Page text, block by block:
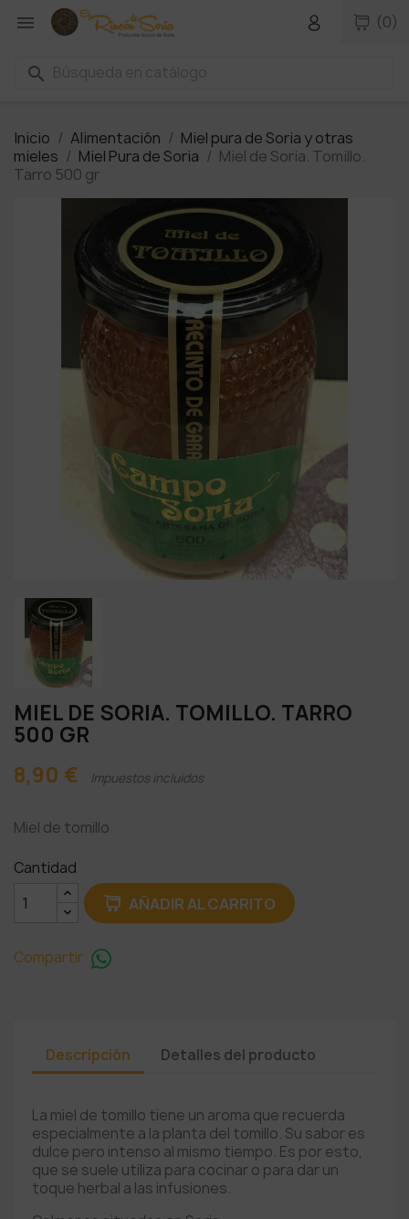
 (0)
search
Inicio Alimentación
Miel pura de Soria y otras
mieles
Miel Pura de Soria
Miel de Soria. Tomillo.
Tarro 500 gr
MIEL DE SORIA. TOMILLO. TARRO
500 GR
8,90 €
Impuestos incluidos
Miel de tomillo
Cantidad
AÑADIR AL CARRITO
Compartir
Descripción Detalles del producto
La miel de tomillo tiene un aroma que recuerda
especialmente a la planta del tomillo. Su sabor es
dulce pero intenso al mismo tiempo. Es por esto,
que se suele utiliza para cocinar o para dar un
toque herbal a las infusiones.